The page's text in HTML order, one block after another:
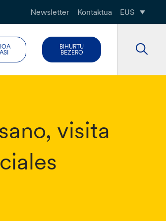
Newsletter Kontaktua EUS
BIHURTU
BEZERO
visita